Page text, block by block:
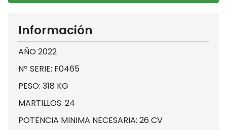
Información
AÑO 2022
Nº SERIE: F0465
PESO: 318 KG
MARTILLOS: 24
POTENCIA MINIMA NECESARIA: 26 CV